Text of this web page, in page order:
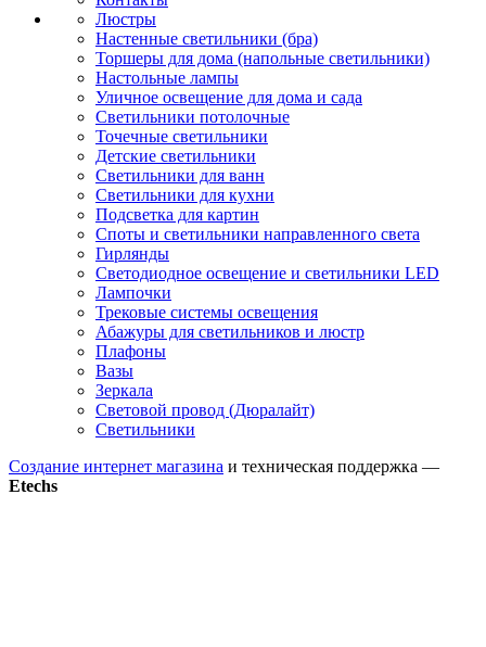
Люстры
Настенные светильники (бра)
Торшеры для дома (напольные светильники)
Настольные лампы
Уличное освещение для дома и сада
Светильники потолочные
Точечные светильники
Детские светильники
Светильники для ванн
Светильники для кухни
Подсветка для картин
Споты и светильники направленного света
Гирлянды
Светодиодное освещение и светильники LED
Лампочки
Трековые системы освещения
Абажуры для светильников и люстр
Плафоны
Вазы
Зеркала
Световой провод (Дюралайт)
Светильники
Создание интернет магазина и техническая поддержка —
Etechs